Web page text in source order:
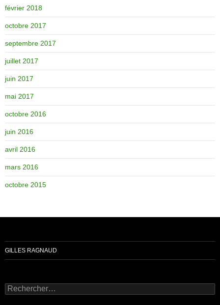
février 2018
octobre 2017
septembre 2017
juillet 2017
juin 2017
mai 2017
octobre 2016
juin 2016
avril 2016
mars 2016
octobre 2015
GILLES RAGNAUD
Rechercher :